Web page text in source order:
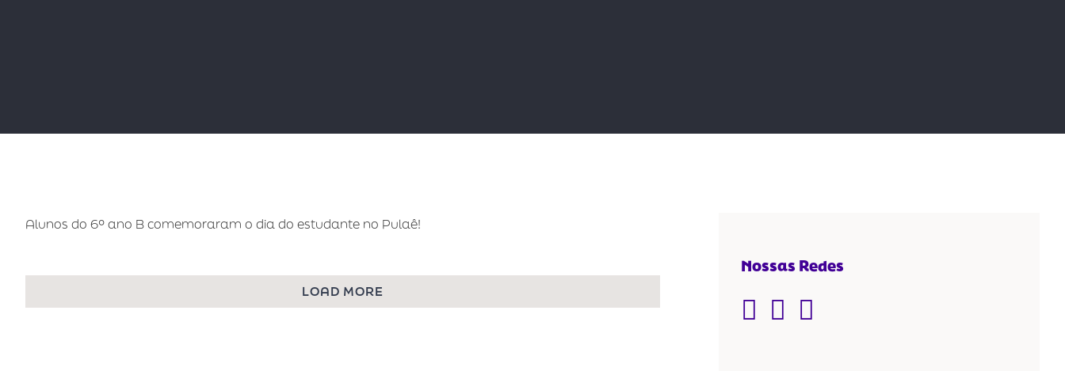
Alunos do 6º ano B comemoraram o dia do estudante no Pulaê!
LOAD MORE
Nossas Redes